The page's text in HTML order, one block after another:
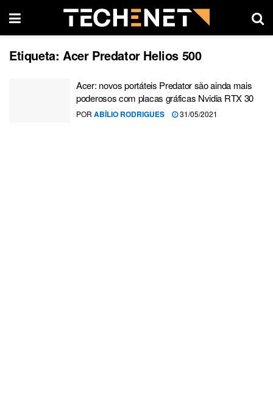
Etiqueta: Acer Predator Helios 500
Acer: novos portáteis Predator são ainda mais
poderosos com placas gráficas Nvidia RTX 30
POR ABÍLIO RODRIGUES 31/05/2021